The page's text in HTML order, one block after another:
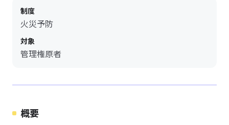
制度
火災予防
対象
管理権原者
概要